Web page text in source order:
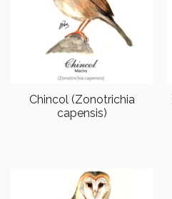
Chincol (Zonotrichia
capensis)